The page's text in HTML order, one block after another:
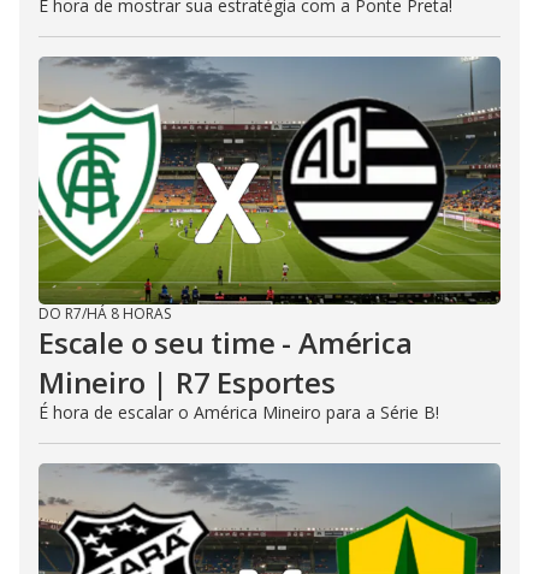
É hora de mostrar sua estratégia com a Ponte Preta!
DO R7/HÁ 8 HORAS
Escale o seu time - América
Mineiro | R7 Esportes
É hora de escalar o América Mineiro para a Série B!